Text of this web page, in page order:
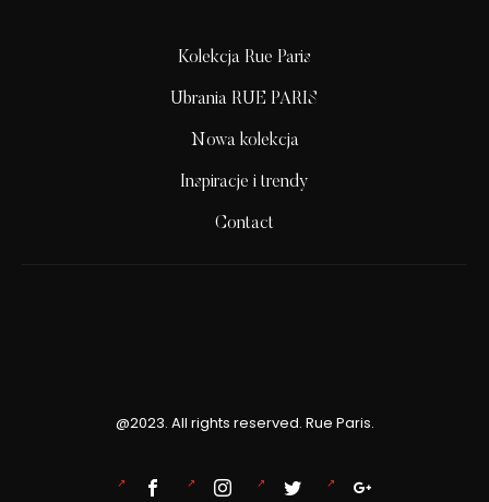
Kolekcja Rue Paris
Ubrania RUE PARIS
Nowa kolekcja
Inspiracje i trendy
Contact
@2023. All rights reserved. Rue Paris.